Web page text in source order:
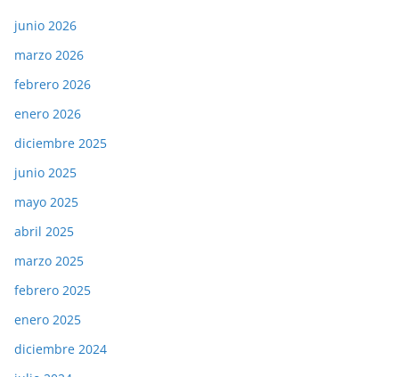
junio 2026
marzo 2026
febrero 2026
enero 2026
diciembre 2025
junio 2025
mayo 2025
abril 2025
marzo 2025
febrero 2025
enero 2025
diciembre 2024